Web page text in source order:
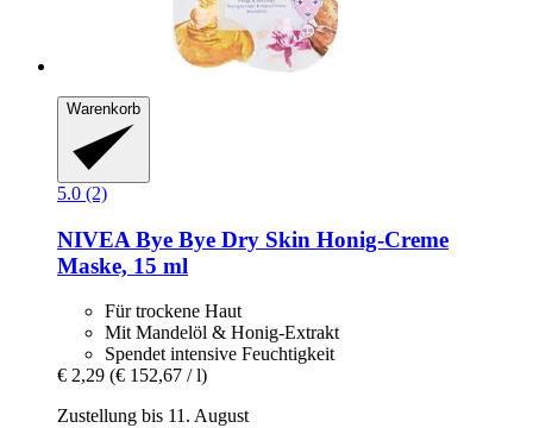
Warenkorb
5.0 (2)
NIVEA Bye Bye Dry Skin Honig-​Creme
Maske, 15 ml
Für trockene Haut
Mit Mandelöl & Honig-Extrakt
Spendet intensive Feuchtigkeit
€ 2,29 (€ 152,67 / l)
Zustellung bis 11. August